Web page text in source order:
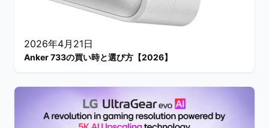
2026年4月21日
Anker 733の買い時と選び方【2026】